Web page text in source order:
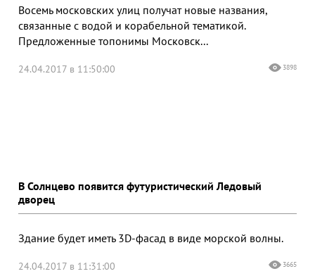
Восемь московских улиц получат новые названия,
связанные с водой и корабельной тематикой.
Предложенные топонимы Московск...
24.04.2017 в 11:50:00 3898
В Солнцево появится футуристический Ледовый
дворец
Здание будет иметь 3D-фасад в виде морской волны.
24.04.2017 в 11:31:00 3665